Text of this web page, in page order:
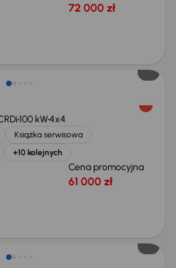
72 000 zł
100 kW4x4
Książka serwisowa
+10 kolejnych
Cena promocyjna
61 000 zł